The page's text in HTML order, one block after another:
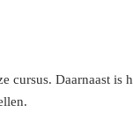
cursus. Daarnaast is